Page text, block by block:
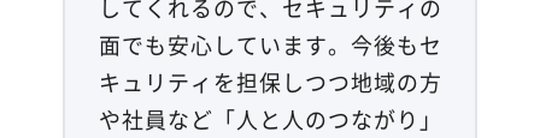
してくれるので、セキュリティの
面でも安心しています。今後もセ
キュリティを担保しつつ地域の方
や社員など「人と人のつながり」